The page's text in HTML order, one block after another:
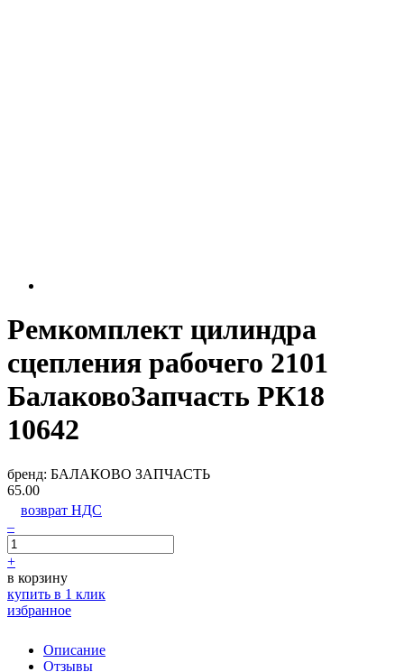
Ремкомплект цилиндра
сцепления рабочего 2101
БалаковоЗапчасть РК18
10642
бренд: БАЛАКОВО ЗАПЧАСТЬ
65.00
возврат НДС
–
+
в корзину
купить в 1 клик
избранное
Описание
Отзывы